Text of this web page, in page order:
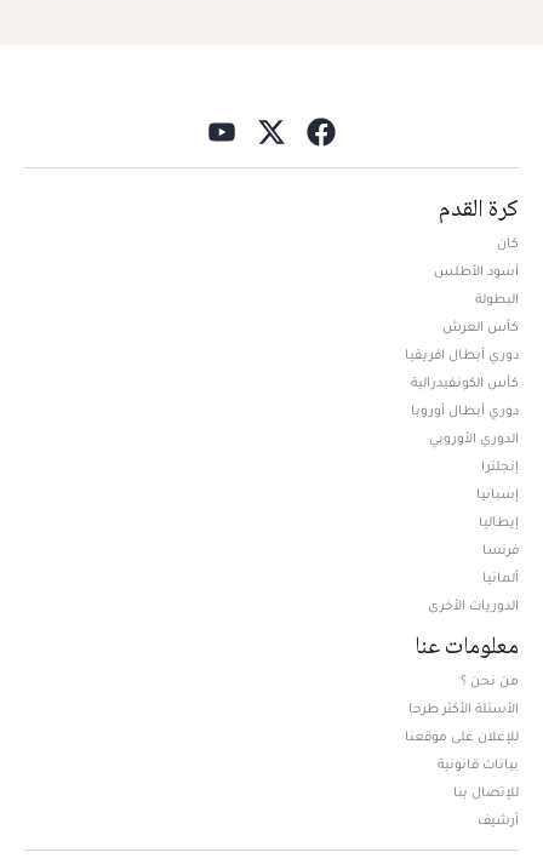
كرة القدم
كان
أسود الأطلس
البطولة
كأس العرش
دوري أبطال افريقيا
كأس الكونفيدرالية
دوري أبطال أوروبا
الدوري الأوروبي
إنجلترا
إسبانيا
إيطاليا
فرنسا
ألمانيا
الدوريات الأخرى
معلومات عنا
من نحن ؟
الأسئلة الأكثر طرحا
للإعلان على موقعنا
بيانات قانونية
للإتصال بنا
أرشيف